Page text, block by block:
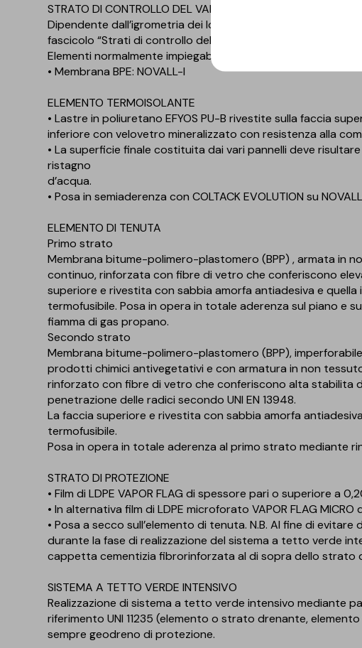
STRATO DI CONTROLLO DEL VAPORE
Dipendente dall’igrometria dei locali sottostanti. Per un
fascicolo “Strati di controllo del vapore”.
Elementi normalmente impiegabili:
• Membrana BPE: NOVALL-I
ELEMENTO TERMOISOLANTE
• Lastre in poliuretano EFYOS PU-B rivestite sulla faccia
inferiore con velovetro mineralizzato con resistenza alla
• La superficie finale costituita dai vari pannelli deve
ristagno
d’acqua.
• Posa in semiaderenza con COLTACK EVOLUTION su
ELEMENTO DI TENUTA
Primo strato
Membrana bitume-polimero-plastomero (BPP) , armata in
continuo, rinforzata con fibre di vetro che conferiscono
superiore e rivestita con sabbia amorfa antiadesiva e
termofusibile. Posa in opera in totale aderenza sul piano e
fiamma di gas propano.
Secondo strato
Membrana bitume-polimero-plastomero (BPP),
prodotti chimici antivegetativi e con armatura in non
rinforzato con fibre di vetro che conferiscono alta stabilita
penetrazione delle radici secondo UNI EN 13948.
La faccia superiore e rivestita con sabbia amorfa
termofusibile.
Posa in opera in totale aderenza al primo strato mediante
STRATO DI PROTEZIONE
• Film di LDPE VAPOR FLAG di spessore pari o superiore a
• In alternativa film di LDPE microforato VAPOR FLAG MICRO
• Posa a secco sull’elemento di tenuta. N.B. Al fine di
durante la fase di realizzazione del sistema a tetto verde
cappetta cementizia fibrorinforzata al di sopra dello strato
SISTEMA A TETTO VERDE INTENSIVO
Realizzazione di sistema a tetto verde intensivo mediante
riferimento UNI 11235 (elemento o strato drenante,
sempre geodreno di protezione.